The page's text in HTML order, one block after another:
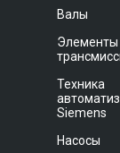
Валы
Элементы
Техника
Siemens
Насосы